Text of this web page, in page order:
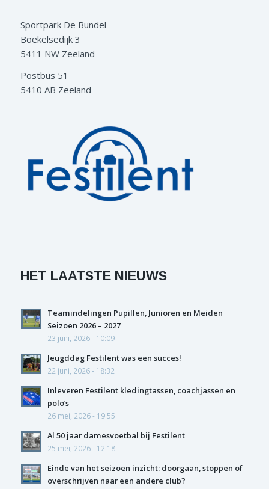
Sportpark De Bundel
Boekelsedijk 3
5411 NW Zeeland
Postbus 51
5410 AB Zeeland
HET LAATSTE NIEUWS
Teamindelingen Pupillen, Junioren en Meiden
Seizoen 2026 – 2027
23 juni, 2026 - 10:09
Jeugddag Festilent was een succes!
22 juni, 2026 - 18:32
Inleveren Festilent kledingtassen, coachjassen en
polo’s
26 mei, 2026 - 19:55
Al 50 jaar damesvoetbal bij Festilent
25 mei, 2026 - 12:18
Einde van het seizoen inzicht: doorgaan, stoppen of
overschrijven naar een andere club?